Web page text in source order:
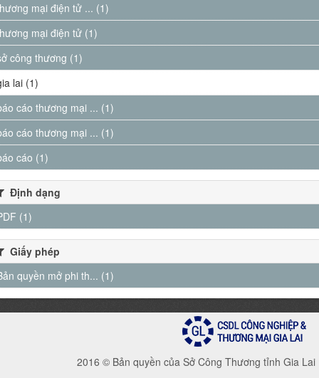
mại điện tử ... (1)
mại điện tử (1)
công thương (1)
lai (1)
cáo thương mại ... (1)
cáo thương mại ... (1)
cáo (1)
Định dạng
(1)
Giấy phép
quyền mở phi th... (1)
2016 © Bản quyền của Sở Công Thương tỉnh Gia Lai